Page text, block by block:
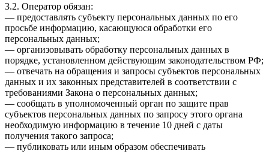
3.2. Оператор обязан:
— предоставлять субъекту персональных данных по его
просьбе информацию, касающуюся обработки его
персональных данных;
— организовывать обработку персональных данных в
порядке, установленном действующим законодательством РФ;
— отвечать на обращения и запросы субъектов персональных
данных и их законных представителей в соответствии с
требованиями Закона о персональных данных;
— сообщать в уполномоченный орган по защите прав
субъектов персональных данных по запросу этого органа
необходимую информацию в течение 10 дней с даты
получения такого запроса;
— публиковать или иным образом обеспечивать